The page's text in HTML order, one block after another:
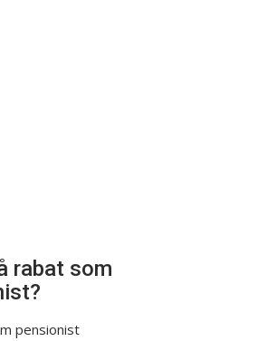
rabat som
pensionist